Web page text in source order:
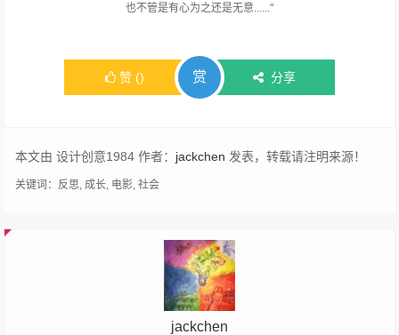
也不管是有心为之还是无意......"
赞 () 赏 分享
本文由 设计创意1984 作者： jackchen 发表，转载请注明来源！
关键词： 反思 成长 电影 ,社会
jackchen